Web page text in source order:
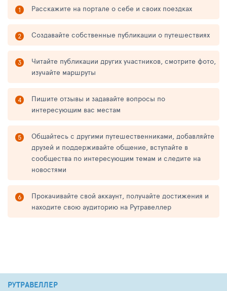
Расскажите на портале о себе и своих поездках
Создавайте собственные публикации о путешествиях
Читайте публикации других участников, смотрите фото,
изучайте маршруты
Пишите отзывы и задавайте вопросы по
интересующим вас местам
Общайтесь с другими путешественниками, добавляйте
друзей и поддерживайте общение, вступайте в
сообщества по интересующим темам и следите на
новостями
Прокачивайте свой аккаунт, получайте достижения и
находите свою аудиторию на Рутравеллер
РУТРАВЕЛЛЕР